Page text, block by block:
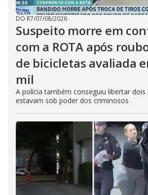
DO R7/07/08/2026
Suspeito morre em
com a ROTA após
de bicicletas avaliada
mil
A polícia também conseguiu libertar dois
estavam sob poder dos criminosos